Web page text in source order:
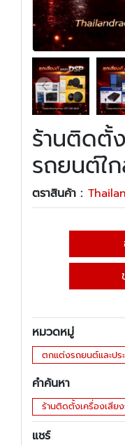
ร้านติดตั้
รถยนต์ใ
ตราสินค้า :
หมวดหมู่
ตกแต่งรถยนต์และปร
คำค้นหา
ร้านติดตั้งเครื่องเสีย
แชร์